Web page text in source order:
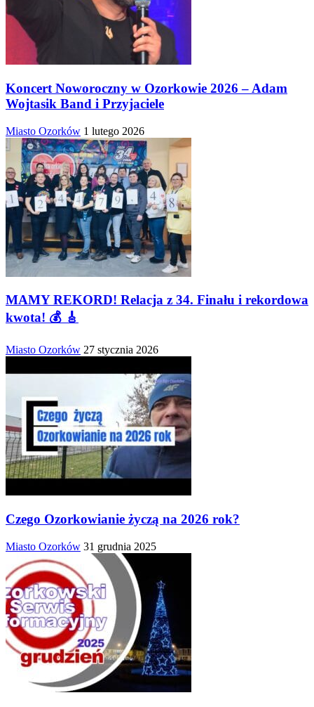
Koncert Noworoczny w Ozorkowie 2026 – Adam
Wojtasik Band i Przyjaciele
Miasto Ozorków 1 lutego 2026
MAMY REKORD! Relacja z 34. Finału i rekordowa
kwota! 💰 🎸
Miasto Ozorków 27 stycznia 2026
Czego Ozorkowianie życzą na 2026 rok?
Miasto Ozorków 31 grudnia 2025